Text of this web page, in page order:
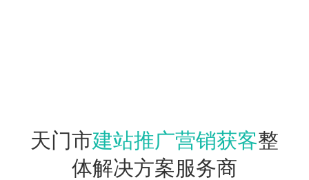
天门市建站推广营销获客整
体解决方案服务商